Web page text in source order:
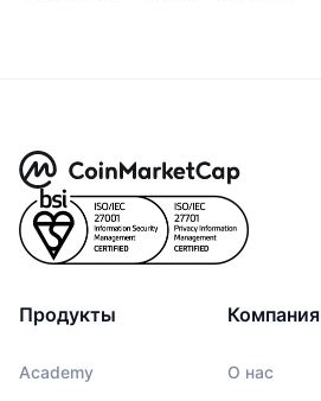
Продукты
Academy
Компания
О нас